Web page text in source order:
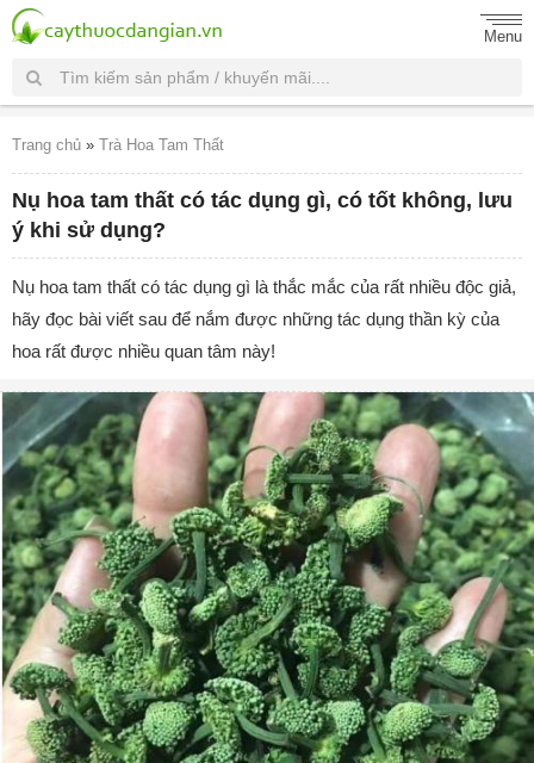
Menu
Trang chủ » Trà Hoa Tam Thất
Nụ hoa tam thất có tác dụng gì, có tốt không, lưu
ý khi sử dụng?
Nụ hoa tam thất có tác dụng gì là thắc mắc của rất nhiều độc giả,
hãy đọc bài viết sau để nắm được những tác dụng thần kỳ của
hoa rất được nhiều quan tâm này!